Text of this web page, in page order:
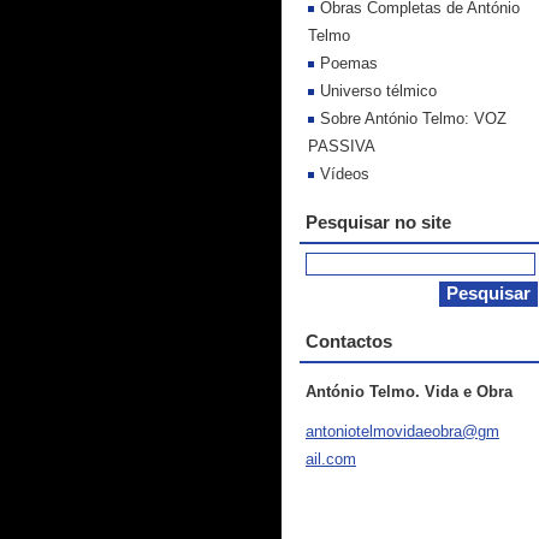
Obras Completas de António
Telmo
Poemas
Universo télmico
Sobre António Telmo: VOZ
PASSIVA
Vídeos
Pesquisar no site
Contactos
António Telmo. Vida e Obra
antoniotelmovidaeobra@gm
ail.com